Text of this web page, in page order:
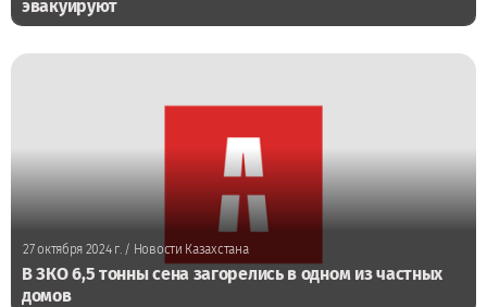
эвакуируют
27 октября 2024 г. / Новости Казахстана
В ЗКО 6,5 тонны сена загорелись в одном из частных
домов